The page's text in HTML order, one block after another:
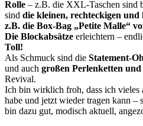
Rolle – z.B. die XXL-Taschen sind
sind die kleinen, rechteckigen und
z.B. die Box-Bag „Petite Malle“
Die Blockabsätze erleichtern –
Toll!
Als Schmuck sind die Statement-
und auch großen Perlenketten und
Revival.
Ich bin wirklich froh, dass ich vieles
habe und jetzt wieder tragen kann –
bin dazu gut, modisch aktuell,